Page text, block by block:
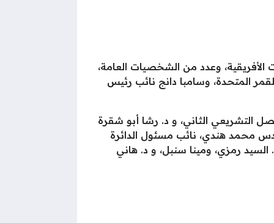
وعدد من الشخصيات العامة،
المتحدة، وسامبا دانج نائب رئيس
التشريعي الثاني، و د. رشا أبو شقرة
محمد هندي، نائب مسئول الدائرة
رمزي، ومينا سنبل، و د. هاني